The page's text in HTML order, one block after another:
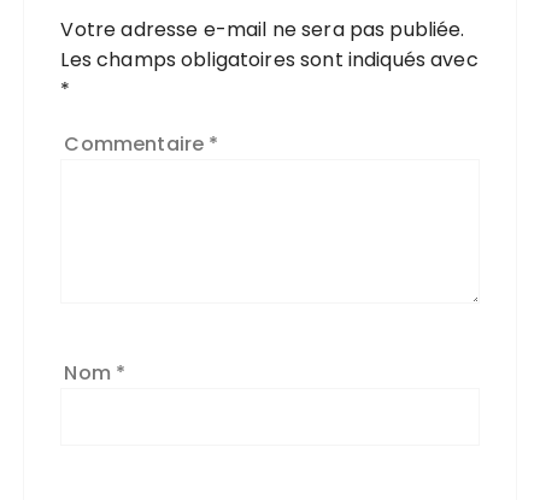
Votre adresse e-mail ne sera pas publiée.
Les champs obligatoires sont indiqués avec
*
Commentaire *
Nom *